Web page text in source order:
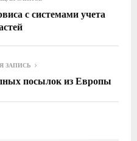
с системами учета
ЗАПИСЬ
посылок из Европы